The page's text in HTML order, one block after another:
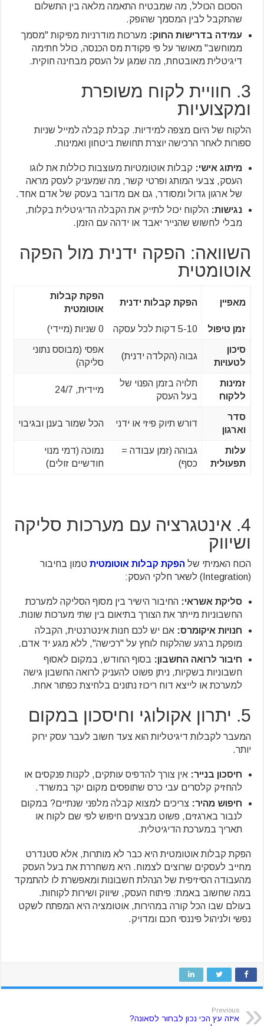
הסכום הכולל, מה שמבטיח התאמה מלאה בין התשלום
שהתקבל לבין המסמך שהופק.
עמידה בדרישות החוק: מערכות מודרניות מפיקות "מסמך
ממוחשב" מאושר על פי פקודת מס הכנסה, כולל חתימה
דיגיטלית מאובטחת, מה שמגן על העסק מבחינה חוקית.
3. חוויית לקוח משופרת
ומקצועיות
הלקוח של היום מצפה למידיות. קבלת קבלה למייל שניות
ספורות לאחר הרכישה יוצרת תחושת ביטחון ואמינות.
מיתוג אישי: קבלות אוטומטיות מעוצבות כוללות את לוגו
העסק, צבעי המותג ופרטי קשר, מה שמעניק לעסק מראה
של ארגון גדול ומסודר, גם אם מדובר בעסק של אדם אחד.
נגישות: הלקוח יכול לתייק את הקבלה הדיגיטלית בקלות,
מבלי לחשוש שהנייר יאבד או ידהה עם הזמן.
השוואה: הפקה ידנית מול הפקה
אוטומטית
מאפיין הפקת קבלות ידנית
הפקת קבלות
אוטומטית
זמן טיפול
5-10 דקות לכל עסקה 0 שניות (מיידי)
סיכון
לטעויות
גבוה (הקלדה ידנית)
אפסי (מבוסס נתוני
סליקה)
זמינות
ללקוח
תלויה בזמן הפנוי של
בעל העסק
מיידית, 24/7
סדר
וארגון
דורש תיוק פיזי או ידני הכל שמור בענן ובגיבוי
עלות
תפעולית
גבוהה (זמן עבודה =
כסף)
נמוכה (דמי מנוי
חודשיים זולים)
4. אינטגרציה עם מערכות סליקה
ושיווק
הכוח האמיתי שלהפקת קבלות אוטומטית טמון בחיבור
(Integration) לשאר חלקי העסק:
סליקת אשראי: החיבור הישיר בין מסוף הסליקה למערכת
החשבוניות מייתר את הצורך בתיאום בין שתי מערכות שונות.
חנויות איקומרס: אם יש לכם חנות אינטרנטית, הקבלה
מופקת ברגע שהלקוח לוחץ על "רכישה", ללא מגע יד אדם.
חיבור לרואה החשבון: בסוף החודש, במקום לאסוף
חשבוניות בשקיות, ניתן פשוט להעניק לרואה החשבון גישה
למערכת או לייצא דוח ריכוז נתונים בלחיצת כפתור אחת.
5. יתרון אקולוגי וחיסכון במקום
המעבר לקבלות דיגיטליות הוא צעד חשוב לעבר עסק ירוק
יותר.
חיסכון בנייר: אין צורך להדפיס עותקים, לקנות פנקסים או
להחזיק קלסרים עבי כרס שתופסים מקום יקר במשרד.
חיפוש מהיר: צריכים למצוא קבלה מלפני שנתיים? במקום
לנבור בארגזים, פשוט מבצעים חיפוש לפי שם לקוח או
תאריך במערכת הדיגיטלית.
הפקת קבלות אוטומטית היא כבר לא מותרות, אלא סטנדרט
מחייב לעסקים שרוצים לצמוח. היא משחררת את בעל העסק
מהעבודה הסיזיפית של הנהלת חשבונות ומאפשרת לו להתמקד
במה שחשוב באמת: פיתוח העסק, שיווק ושירות לקוחות.
בעולם שבו הכל קורה במהירות, אוטומציה היא המפתח לשקט
נפשי ולניהול פיננסי חכם ומדויק.
Previous
איזה עץ הכי נכון לבחור לסאונה?